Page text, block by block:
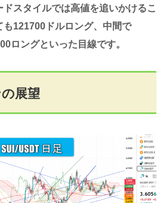
スタイルでは高値を追いかけるこ
も121700ドルロング、中間で
ロングといった目線です。
展望